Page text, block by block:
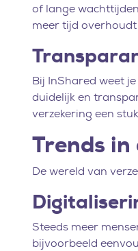
of lange
meer tijd
Bij InShared weet
duidelijk en
verzekering een
Trends
De wereld van
Steeds meer
bijvoorbeeld